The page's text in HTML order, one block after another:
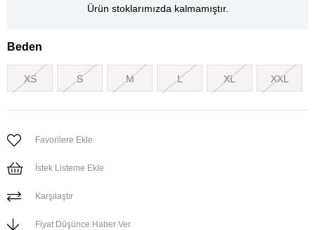
Ürün stoklarımızda kalmamıştır.
Beden
XS S M L XL XXL
Favorilere Ekle
İstek Listeme Ekle
Karşılaştır
Fiyat Düşünce Haber Ver